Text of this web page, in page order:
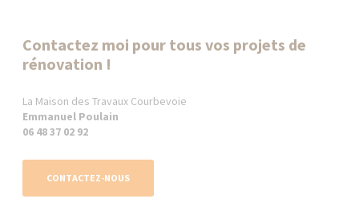
Contactez moi pour tous vos projets de
rénovation !
La Maison des Travaux Courbevoie
Emmanuel Poulain
06 48 37 02 92
CONTACTEZ-NOUS